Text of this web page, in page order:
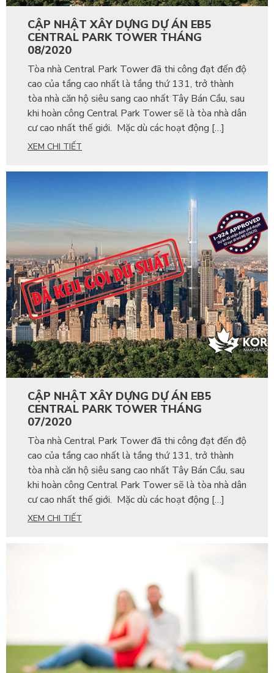
CẬP NHẬT XÂY DỰNG DỰ ÁN EB5
CENTRAL PARK TOWER THÁNG
08/2020
Tòa nhà Central Park Tower đã thi công đạt đến độ
cao của tầng cao nhất là tầng thứ 131, trở thành
tòa nhà căn hộ siêu sang cao nhất Tây Bán Cầu, sau
khi hoàn công Central Park Tower sẽ là tòa nhà dân
cư cao nhất thế giới. Mặc dù các hoạt động […]
XEM CHI TIẾT
CẬP NHẬT XÂY DỰNG DỰ ÁN EB5
CENTRAL PARK TOWER THÁNG
07/2020
Tòa nhà Central Park Tower đã thi công đạt đến độ
cao của tầng cao nhất là tầng thứ 131, trở thành
tòa nhà căn hộ siêu sang cao nhất Tây Bán Cầu, sau
khi hoàn công Central Park Tower sẽ là tòa nhà dân
cư cao nhất thế giới. Mặc dù các hoạt động […]
XEM CHI TIẾT